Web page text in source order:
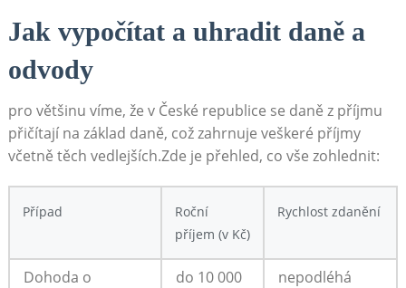
Jak⁢ vypočítat⁤ a uhradit ⁣daně a
odvody
pro většinu⁤ víme, že v České ‍republice se daně​ z příjmu
přičítají na⁢ základ daně, což zahrnuje⁤ veškeré příjmy
včetně těch vedlejších.Zde je přehled, co vše zohlednit:
Případ
Roční​
příjem (v Kč)
Rychlost zdanění
Dohoda o
do 10 000
nepodléhá